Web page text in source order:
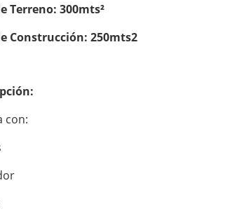
Terreno: 300mts²
Construcción: 250mts2
con: